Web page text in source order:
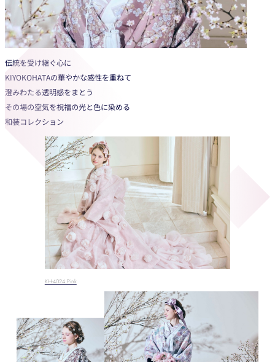
KH-4024 Pink
伝統を受け継ぐ心に
KIYOKOHATAの華やかな感性を重ねて
澄みわたる透明感をまとう
その場の空気を祝福の光と色に染める
和装コレクション